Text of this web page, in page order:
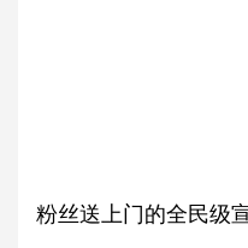
粉丝送上门的全民级